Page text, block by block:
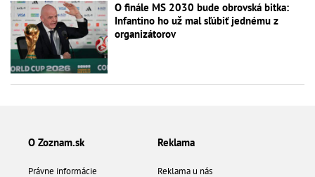
O finále MS 2030 bude obrovská bitka:
Infantino ho už mal sľúbiť jednému z
organizátorov
O Zoznam.sk
Právne informácie
Reklama
Reklama u nás